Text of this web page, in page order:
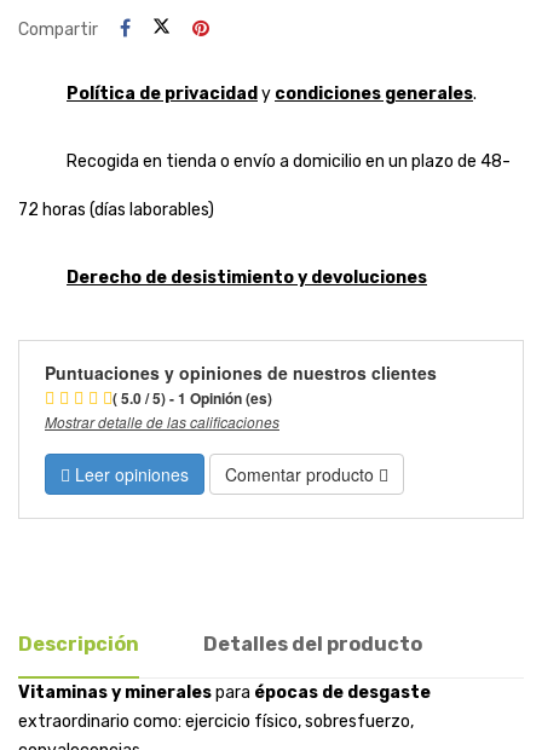
Compartir
Política de privacidad y condiciones generales.
Recogida en tienda o envío a domicilio en un plazo de 48-
72 horas (días laborables)
Derecho de desistimiento y devoluciones
Puntuaciones y opiniones de nuestros clientes
( 5.0 / 5) - 1 Opinión (es)
Mostrar detalle de las calificaciones
Leer opiniones Comentar producto
Descripción Detalles del producto
Vitaminas y mineralespara épocas de desgaste
extraordinario como: ejercicio físico, sobresfuerzo,